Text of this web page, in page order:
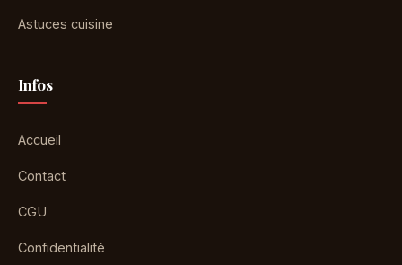
Astuces cuisine
Infos
Accueil
Contact
CGU
Confidentialité